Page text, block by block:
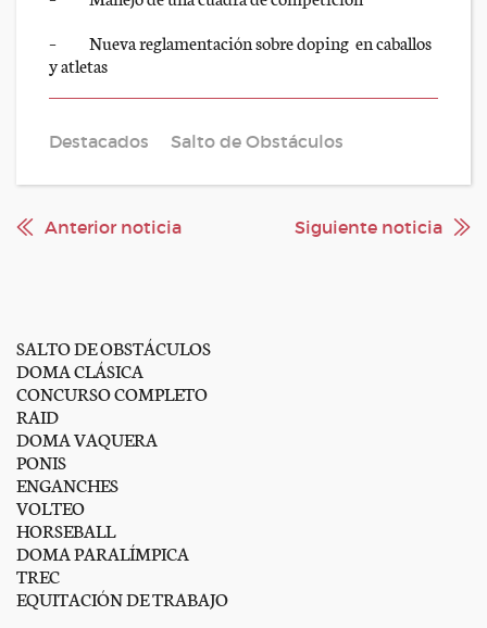
– Nueva reglamentación sobre doping en caballos
y atletas
Destacados Salto de Obstáculos
Anterior noticia Siguiente noticia
SALTO DE OBSTÁCULOS
DOMA CLÁSICA
CONCURSO COMPLETO
RAID
DOMA VAQUERA
PONIS
ENGANCHES
VOLTEO
HORSEBALL
DOMA PARALÍMPICA
TREC
EQUITACIÓN DE TRABAJO